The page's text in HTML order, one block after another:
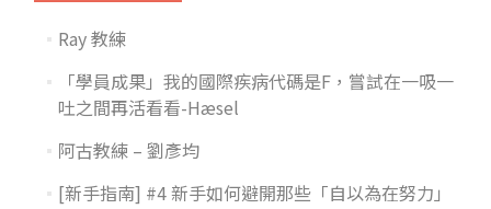
Ray 教練
「學員成果」我的國際疾病代碼是F，嘗試在一吸一
吐之間再活看看-Hæsel
阿古教練 – 劉彥均
[新手指南] #4 新手如何避開那些「自以為在努力」